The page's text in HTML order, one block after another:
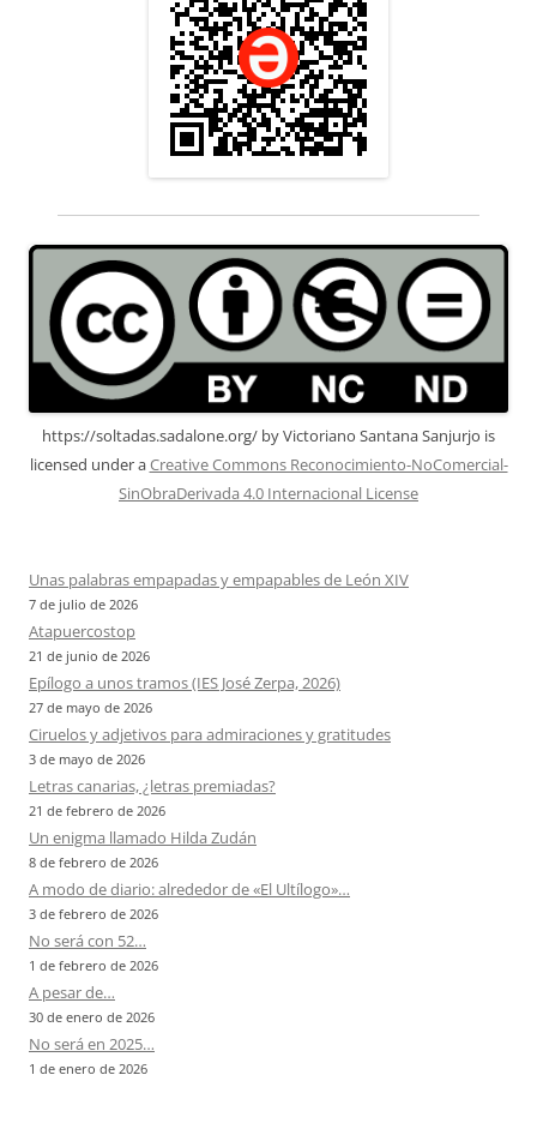
https://soltadas.sadalone.org/ byVictoriano Santana Sanjurjo is
licensed under aCreative Commons Reconocimiento-NoComercial-
SinObraDerivada 4.0 Internacional License
Unas palabras empapadas y empapables de León XIV
7 de julio de 2026
Atapuercostop
21 de junio de 2026
Epílogo a unos tramos (IES José Zerpa, 2026)
27 de mayo de 2026
Ciruelos y adjetivos para admiraciones y gratitudes
3 de mayo de 2026
Letras canarias, ¿letras premiadas?
21 de febrero de 2026
Un enigma llamado Hilda Zudán
8 de febrero de 2026
A modo de diario: alrededor de «El Ultílogo»…
3 de febrero de 2026
No será con 52…
1 de febrero de 2026
A pesar de…
30 de enero de 2026
No será en 2025…
1 de enero de 2026